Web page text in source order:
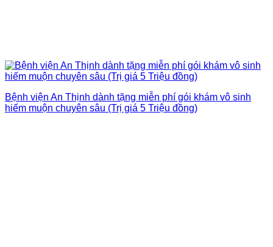
Bệnh viện An Thịnh dành tặng miễn phí gói khám vô sinh
hiếm muộn chuyên sâu (Trị giá 5 Triệu đồng)